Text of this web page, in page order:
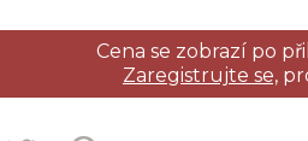
Cena se zobrazí po
Zaregistrujte se,